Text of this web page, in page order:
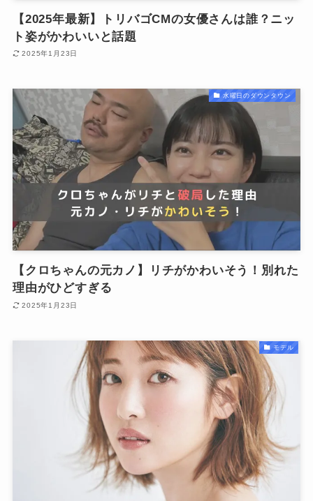
【2025年最新】トリバゴCMの女優さんは誰？ニッ
ト姿がかわいいと話題
2025年1月23日
水曜日のダウンタウン
【クロちゃんの元カノ】リチがかわいそう！別れた
理由がひどすぎる
2025年1月23日
モデル